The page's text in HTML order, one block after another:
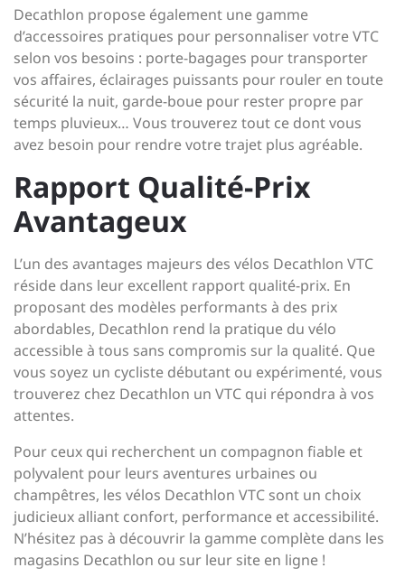
Decathlon propose également une gamme
d’accessoires pratiques pour personnaliser votre VTC
selon vos besoins : porte-bagages pour transporter
vos affaires, éclairages puissants pour rouler en toute
sécurité la nuit, garde-boue pour rester propre par
temps pluvieux… Vous trouverez tout ce dont vous
avez besoin pour rendre votre trajet plus agréable.
Rapport Qualité-Prix
Avantageux
L’un des avantages majeurs des vélos Decathlon VTC
réside dans leur excellent rapport qualité-prix. En
proposant des modèles performants à des prix
abordables, Decathlon rend la pratique du vélo
accessible à tous sans compromis sur la qualité. Que
vous soyez un cycliste débutant ou expérimenté, vous
trouverez chez Decathlon un VTC qui répondra à vos
attentes.
Pour ceux qui recherchent un compagnon fiable et
polyvalent pour leurs aventures urbaines ou
champêtres, les vélos Decathlon VTC sont un choix
judicieux alliant confort, performance et accessibilité.
N’hésitez pas à découvrir la gamme complète dans les
magasins Decathlon ou sur leur site en ligne !